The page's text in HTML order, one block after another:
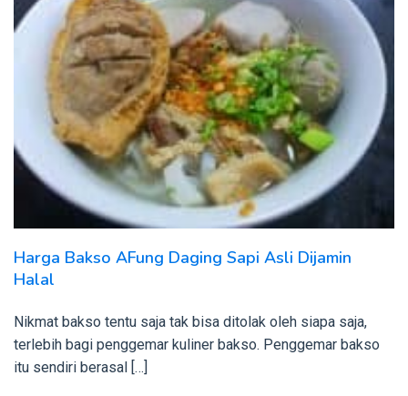
Harga Bakso AFung Daging Sapi Asli Dijamin
Halal
Nikmat bakso tentu saja tak bisa ditolak oleh siapa saja,
terlebih bagi penggemar kuliner bakso. Penggemar bakso
itu sendiri berasal […]